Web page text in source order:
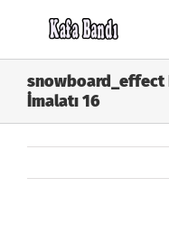
snowboard_effect
İmalatı 16